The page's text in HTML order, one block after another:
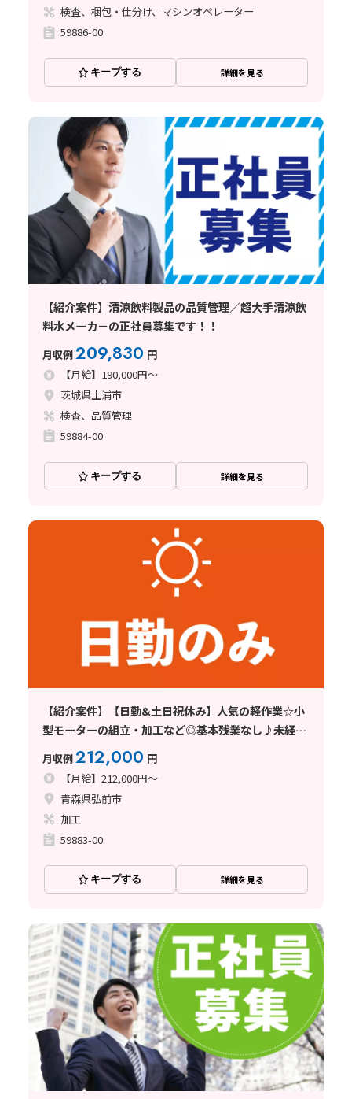
検査、梱包・仕分け、マシンオペレーター
59886-00
キープする 詳細を見る
【紹介案件】清涼飲料製品の品質管理／超大手清涼飲
料水メーカ－の正社員募集です！！
月収例209,830 円
【月給】190,000円～
茨城県土浦市
検査、品質管理
59884-00
キープする 詳細を見る
【紹介案件】【日勤&土日祝休み】人気の軽作業☆小
型モーターの組立・加工など◎基本残業なし♪未経験
月収例212,000 円
【月給】212,000円～
青森県弘前市
加工
59883-00
キープする 詳細を見る